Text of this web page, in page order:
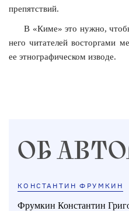
препятствий.
В «Киме» это нужно,
него читателей восторгами
ее этнографическом изводе.
ОБ
КОНСТАНТИН ФРУМКИН
Фрумкин Константин